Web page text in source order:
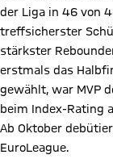
der Liga in 46 von
treffsicherster
stärkster
erstmals das
gewählt, war MVP
beim Index-Rating
Ab Oktober
EuroLeague.